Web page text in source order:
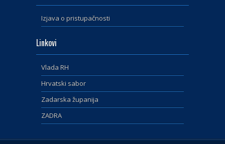
Izjava o pristupačnosti
Linkovi
Vlada RH
Hrvatski sabor
Zadarska županija
ZADRA